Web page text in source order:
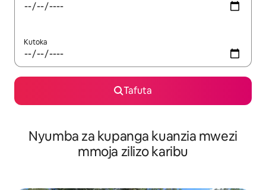
Kutoka
Tafuta
Nyumba za kupanga kuanzia mwezi
mmoja zilizo karibu